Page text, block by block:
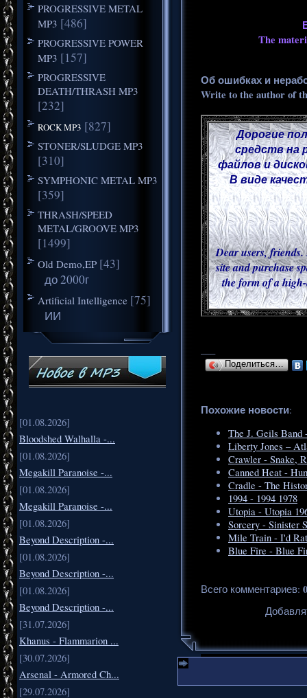
PROGRESSIVE METAL
MP3 [486]
PROGRESSIVE POWER
MP3 [157]
PROGRESSIVE
DEATH/THRASH MP3
[232]
ROCK MP3 [827]
STONER/SLUDGE MP3
[310]
SYMPHONIC METAL MP3
[359]
THRASH/SPEED
METAL/GROOVE MP3
[1499]
Old Demo,EP [43]
до 2000г
Artificial Intelligence [75]
ИИ
[01.08.2026]
Bloodshed Walhalla -...
[01.08.2026]
Megakill Paranoise -...
[01.08.2026]
Megakill Paranoise -...
[01.08.2026]
Beyond Description -...
[01.08.2026]
Beyond Description -...
[01.08.2026]
Beyond Description -...
[31.07.2026]
Khanus - Flammarion ...
[30.07.2026]
Arsenal - Armored Ch...
[29.07.2026]
The
Об ошибках и
Write to the author of
Дорогие
средств на
файлов и
В виде
Dear users,
site and purchase
the form of a
Поделиться…
Похожие новости:
The J. Geils Band
Liberty Jones –
Crawler - Snake,
Canned Heat -
Cradle - The
1994 - 1994 1978
Utopia - Utopia
Sorcery - Sinister
Mile Train - I'd
Blue Fire - Blue
Всего комментариев: 0